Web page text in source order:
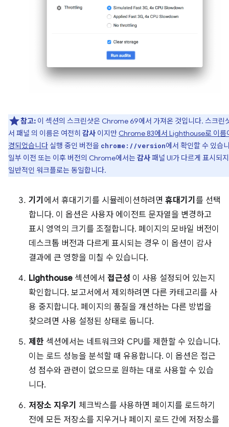
참고: 이 섹션의 스크린샷은 Chrome 69에서 가져온 것입니다. 스크린
서 패널 의 이름은 여전히 감사 이지만 Chrome 83에서 Lighthouse로 이름
경되었습니다 실행 중인 버전을 chrome://version에서 확인할 수 있습
일부 이전 또는 이후 버전의 Chrome에서는감사패널 UI가 다르게 표시되
일반적인 워크플로는 동일합니다.
기기 에서 휴대기기를 시뮬레이션하려면 휴대기기 를 선택
합니다. 이 옵션은 사용자 에이전트 문자열을 변경하고
표시 영역의 크기를 조절합니다. 페이지의 모바일 버전이
데스크톱 버전과 다르게 표시되는 경우 이 옵션이 감사
결과에 큰 영향을 미칠 수 있습니다.
Lighthouse 섹션에서 접근성 이 사용 설정되어 있는지
확인합니다. 보고서에서 제외하려면 다른 카테고리를 사
용 중지합니다. 페이지의 품질을 개선하는 다른 방법을
찾으려면 사용 설정된 상태로 둡니다.
제한 섹션에서는 네트워크와 CPU를 제한할 수 있습니다.
이는 로드 성능을 분석할 때 유용합니다. 이 옵션은 접근
성 점수와 관련이 없으므로 원하는 대로 사용할 수 있습
니다.
저장소 지우기 체크박스를 사용하면 페이지를 로드하기
전에 모든 저장소를 지우거나 페이지 로드 간에 저장소를